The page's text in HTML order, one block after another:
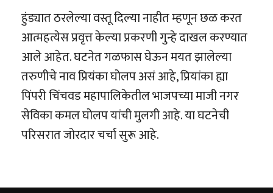
हुंड्यात ठरलेल्या वस्तू दिल्या नाहीत म्हणून छळ करत
आत्महत्येस प्रवृत्त केल्या प्रकरणी गुन्हे दाखल करण्यात
आले आहेत. घटनेत गळफास घेऊन मयत झालेल्या
तरुणीचे नाव प्रियंका घोलप असं आहे, प्रियांका ह्या
पिंपरी चिंचवड महापालिकेतील भाजपच्या माजी नगर
सेविका कमल घोलप यांची मुलगी आहे. या घटनेची
परिसरात जोरदार चर्चा सुरू आहे.